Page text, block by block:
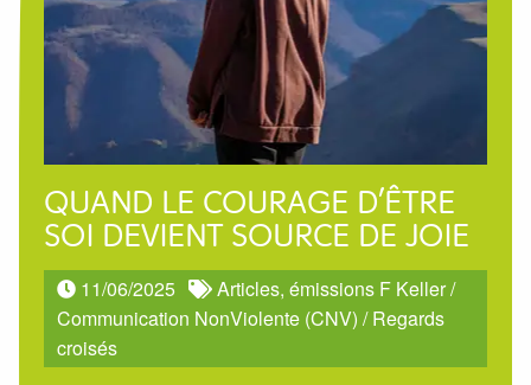
QUAND LE COURAGE D’ÊTRE
SOI DEVIENT SOURCE DE JOIE
11/06/2025 Articles, émissions F Keller/
Communication NonViolente (CNV) /Regards
croisés